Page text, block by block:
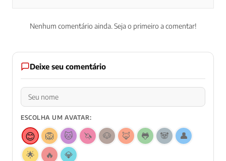
Nenhum comentário ainda. Seja o primeiro a comentar!
Deixe seu comentário
ESCOLHA UM AVATAR:
😊 🦁 🐱 🦄 🐶 🦊 🐸 🐼
👤
🌟
🔥 💎